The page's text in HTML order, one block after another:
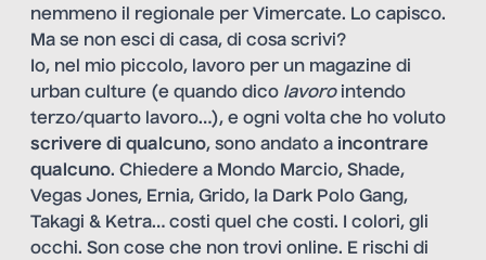
nemmeno il regionale per Vimercate. Lo capisco.
Ma se non esci di casa, di cosa scrivi?
Io, nel mio piccolo, lavoro per un magazine di
urban culture (e quando dico lavorointendo
terzo/quarto lavoro…), e ogni volta che ho voluto
scrivere di qualcuno, sono andato a incontrare
qualcuno. Chiedere a Mondo Marcio, Shade,
Vegas Jones, Ernia, Grido, la Dark Polo Gang,
Takagi & Ketra… costi quel che costi. I colori, gli
occhi. Son cose che non trovi online. E rischi di